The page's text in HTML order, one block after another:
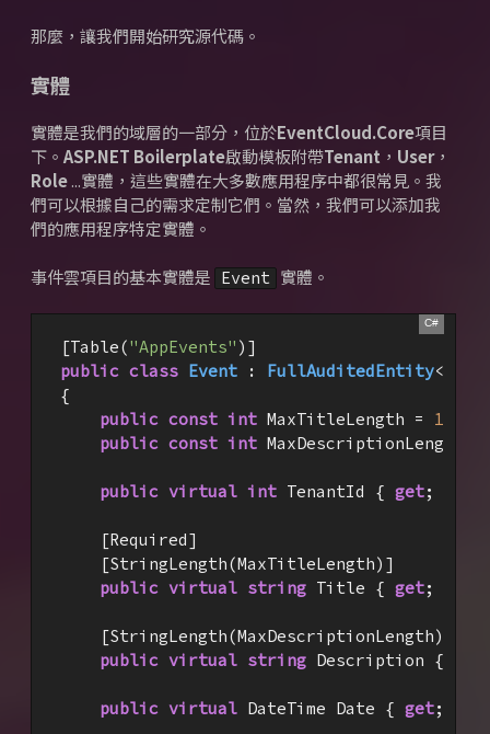
那麼，讓我們開始研究源代碼。
實體
實體是我們的域層的一部分，位於EventCloud.Core項目
下。ASP.NET Boilerplate啟動模板附帶Tenant ， User，
Role...實體，這些實體在大多數應用程序中都很常見。我
們可以根據自己的需求定制它們。 當然，我們可以添加我
們的應用程序特定實體。
事件雲項目的基本實體是 Event 實體。
[Table("AppEvents"
public class Event : FullAuditedEntity<
{
public const int MaxTitleLength = 128
public const int MaxDescriptionLength
public virtual int TenantId { get;
    [Required]
    [StringLength(MaxTitleLength)]
public virtual string Title { get;
    [StringLength(MaxDescriptionLength)]
public virtual string Description {
public virtual DateTime Date { get;